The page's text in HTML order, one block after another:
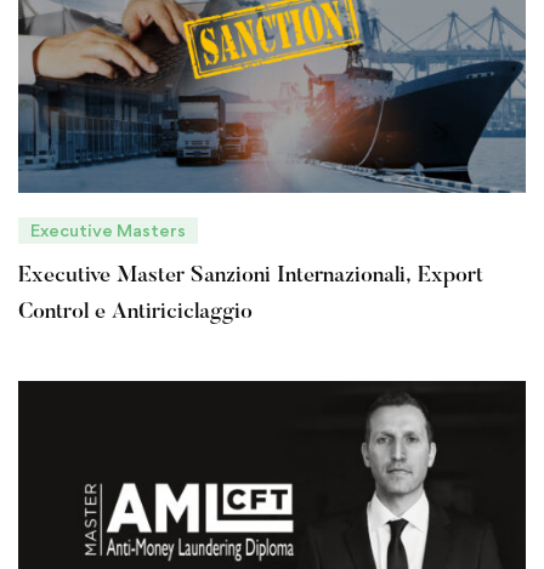
Executive Masters
Executive Master Sanzioni Internazionali, Export
Control e Antiriciclaggio